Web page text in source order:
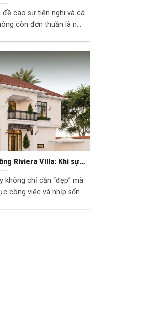
còn để tận hưởng
đề cao sự tiện nghi và cá
còn đơn thuần là nơi
Riviera Villa: Khi sự
nhẹ nhàng
không chỉ cần “đẹp” mà
công việc và nhịp sống